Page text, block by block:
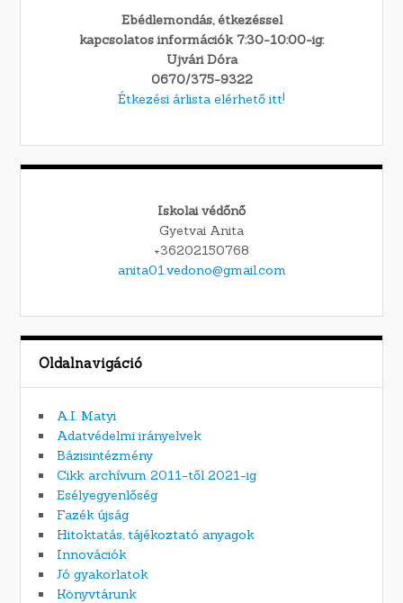
Ebédlemondás, étkezéssel
kapcsolatos információk 7:30-10:00-ig:
Ujvári Dóra
0670/375-9322
Étkezési árlista elérhető itt!
Iskolai védőnő
Gyetvai Anita
+36202150768
anita01.vedono@gmail.com
Oldalnavigáció
A.I. Matyi
Adatvédelmi irányelvek
Bázisintézmény
Cikk archívum 2011-től 2021-ig
Esélyegyenlőség
Fazék újság
Hitoktatás, tájékoztató anyagok
Innovációk
Jó gyakorlatok
Könyvtárunk